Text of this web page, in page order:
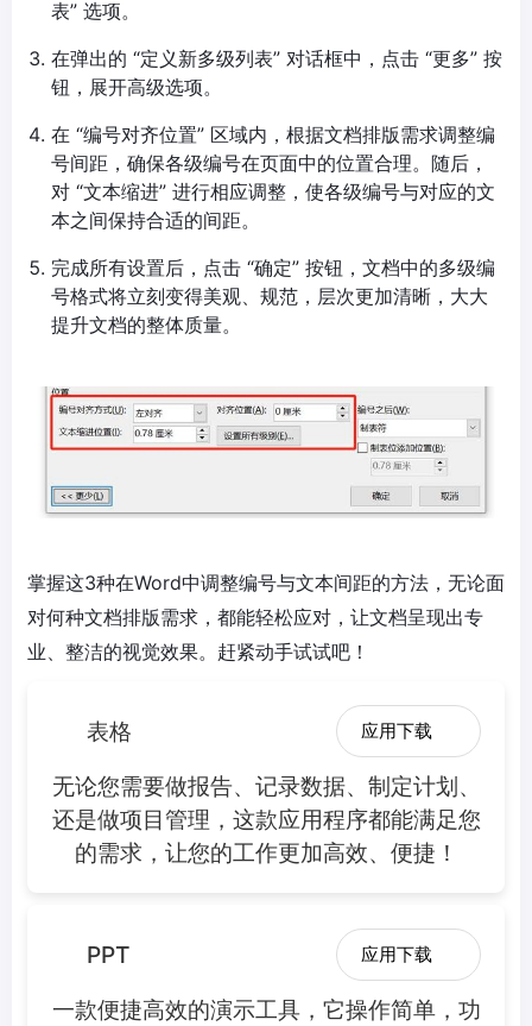
表” 选项。
在弹出的 “定义新多级列表” 对话框中，点击 “更多” 按
钮，展开高级选项。
在 “编号对齐位置” 区域内，根据文档排版需求调整编
号间距，确保各级编号在页面中的位置合理。随后，
对 “文本缩进” 进行相应调整，使各级编号与对应的文
本之间保持合适的间距。
完成所有设置后，点击 “确定” 按钮，文档中的多级编
号格式将立刻变得美观、规范，层次更加清晰，大大
提升文档的整体质量。
掌握这3种在Word中调整编号与文本间距的方法，无论面
对何种文档排版需求，都能轻松应对，让文档呈现出专
业、整洁的视觉效果。赶紧动手试试吧！
表格 应用下载
无论您需要做报告、记录数据、制定计划、
还是做项目管理，这款应用程序都能满足您
的需求，让您的工作更加高效、便捷！
PPT 应用下载
一款便捷高效的演示工具，它操作简单，功